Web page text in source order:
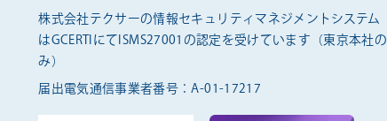
株式会社テクサーの情報セキュリティマネジメントシステム
はGCERTIにてISMS27001の認定を受けています（東京本社の
み）
届出電気通信事業者番号：A-01-17217